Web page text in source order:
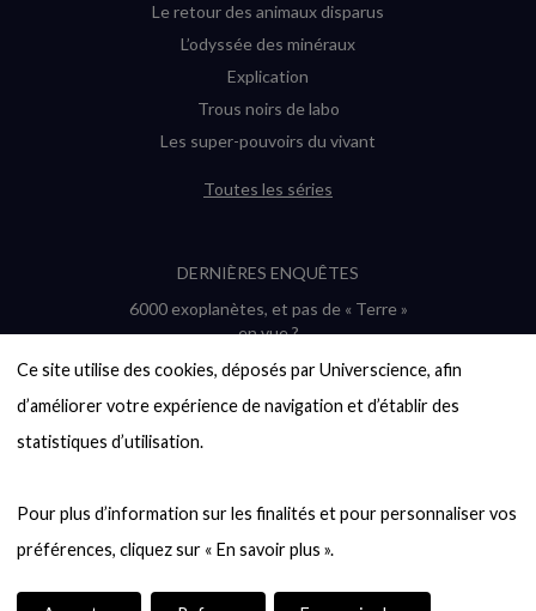
Ce site utilise des cookies, déposés par Universcience, afin
d’améliorer votre expérience de navigation et d’établir des
statistiques d’utilisation.
Pour plus d’information sur les finalités et pour personnaliser vos
Le retour des animaux disparus
L’odyssée des minéraux
Explication
Trous noirs de labo
Les super-pouvoirs du vivant
Toutes les séries
DERNIÈRES ENQUÊTES
6000 exoplanètes, et pas de « Terre »
en vue ?
Quel avenir pour les cryptos ?
Un loup préhistorique ressuscité ? La
désextinction en question
Entre mathématiques et politique : la
Évaluer l’intelligence humaine : un vrai